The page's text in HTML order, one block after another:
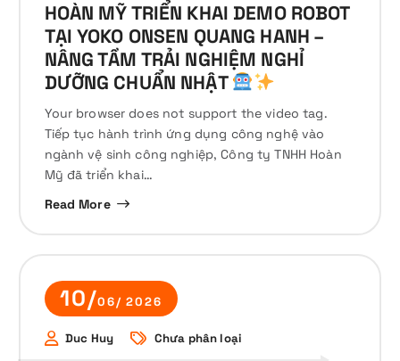
HOÀN MỸ TRIỂN KHAI DEMO ROBOT
TẠI YOKO ONSEN QUANG HANH –
NÂNG TẦM TRẢI NGHIỆM NGHỈ
DƯỠNG CHUẨN NHẬT
Your browser does not support the video tag.
Tiếp tục hành trình ứng dụng công nghệ vào
ngành vệ sinh công nghiệp, Công ty TNHH Hoàn
Mỹ đã triển khai…
Read More
10/06/ 2026
Duc Huy Chưa phân loại